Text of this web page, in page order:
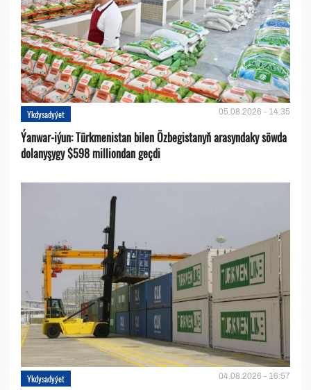
Ykdysadyýet 05.08.2026 - 14:35
Ýanwar-iýun: Türkmenistan bilen Özbegistanyň arasyndaky söwda
dolanyşygy $598 milliondan geçdi
Ykdysadyýet 04.08.2026 - 16:57